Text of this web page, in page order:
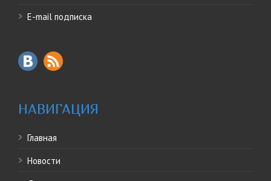
E-mail подписка
НАВИГАЦИЯ
Главная
Новости